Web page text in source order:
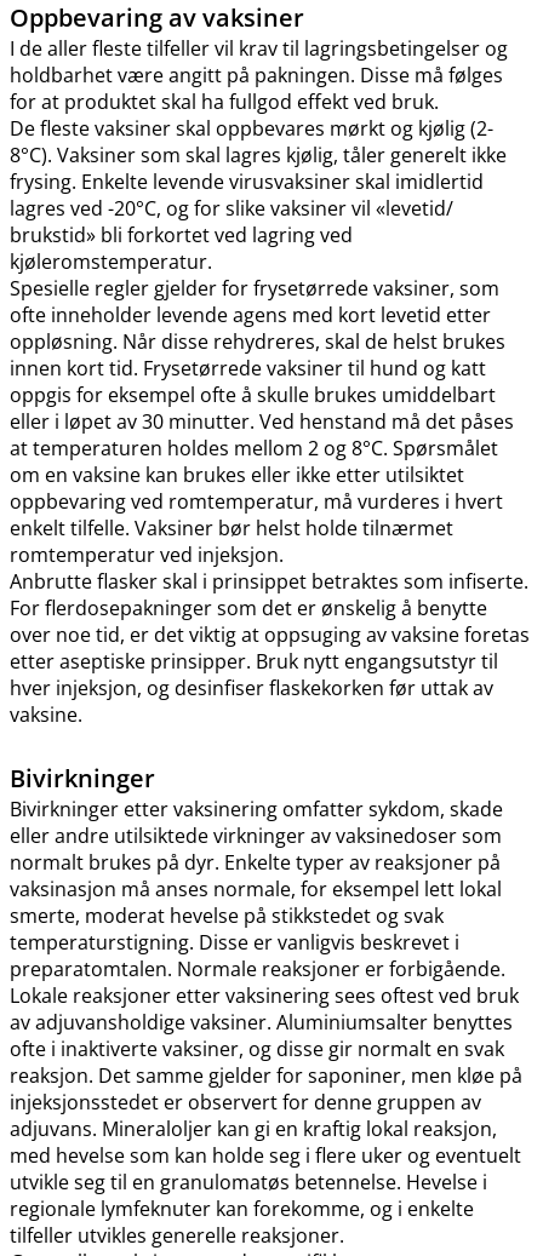
Oppbevaring av vaksiner
I de aller fleste tilfeller vil krav til lagringsbetingelser og
holdbarhet være angitt på pakningen. Disse må følges
for at produktet skal ha fullgod effekt ved bruk.
De fleste vaksiner skal oppbevares mørkt og kjølig (2-
8°C). Vaksiner som skal lagres kjølig, tåler generelt ikke
frysing. Enkelte levende virusvaksiner skal imidlertid
lagres ved -20°C, og for slike vaksiner vil «levetid​/​
brukstid» bli forkortet ved lagring ved
kjøleromstemperatur.
Spesielle regler gjelder for frysetørrede vaksiner, som
ofte inneholder levende agens med kort levetid etter
oppløsning. Når disse rehydreres, skal de helst brukes
innen kort tid. Frysetørrede vaksiner til hund og katt
oppgis for eksempel ofte å skulle brukes umiddelbart
eller i løpet av 30 minutter. Ved henstand må det påses
at temperaturen holdes mellom 2 og 8°C. Spørsmålet
om en vaksine kan brukes eller ikke etter utilsiktet
oppbevaring ved romtemperatur, må vurderes i hvert
enkelt tilfelle. Vaksiner bør helst holde tilnærmet
romtemperatur ved injeksjon.
Anbrutte flasker skal i prinsippet betraktes som infiserte.
For flerdosepakninger som det er ønskelig å benytte
over noe tid, er det viktig at oppsuging av vaksine foretas
etter aseptiske prinsipper. Bruk nytt engangsutstyr til
hver injeksjon, og desinfiser flaskekorken før uttak av
vaksine.
Bivirkninger
Bivirkninger etter vaksinering omfatter sykdom, skade
eller andre utilsiktede virkninger av vaksinedoser som
normalt brukes på dyr. Enkelte typer av reaksjoner på
vaksinasjon må anses normale, for eksempel lett lokal
smerte, moderat hevelse på stikkstedet og svak
temperaturstigning. Disse er vanligvis beskrevet i
preparatomtalen. Normale reaksjoner er forbigående.
Lokale reaksjoner etter vaksinering sees oftest ved bruk
av adjuvansholdige vaksiner. Aluminiumsalter benyttes
ofte i inaktiverte vaksiner, og disse gir normalt en svak
reaksjon. Det samme gjelder for saponiner, men kløe på
injeksjonsstedet er observert for denne gruppen av
adjuvans. Mineraloljer kan gi en kraftig lokal reaksjon,
med hevelse som kan holde seg i flere uker og eventuelt
utvikle seg til en granulomatøs betennelse. Hevelse i
regionale lymfeknuter kan forekomme, og i enkelte
tilfeller utvikles generelle reaksjoner.